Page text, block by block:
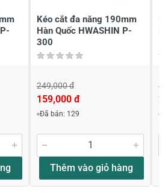
phẩm
Kéo cắt đa năng 190mm
Hàn Quốc HWASHIN P-
300
249,000 đ
159,000 đ
Đã bán: 129
Thêm vào giỏ hàng